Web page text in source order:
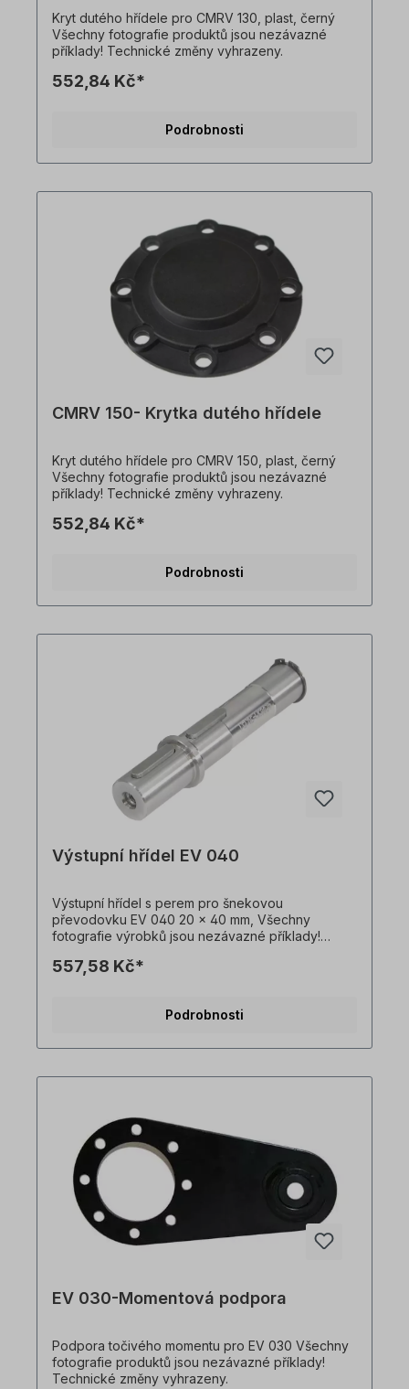
Kryt dutého hřídele pro CMRV 130, plast, černý
Všechny fotografie produktů jsou nezávazné
příklady! Technické změny vyhrazeny.
552,84 Kč*
Podrobnosti
CMRV 150- Krytka dutého hřídele
Kryt dutého hřídele pro CMRV 150, plast, černý
Všechny fotografie produktů jsou nezávazné
příklady! Technické změny vyhrazeny.
552,84 Kč*
Podrobnosti
Výstupní hřídel EV 040
Výstupní hřídel s perem pro šnekovou
převodovku EV 040 20 x 40 mm, Všechny
fotografie výrobků jsou nezávazné příklady!
informaceTato pohonná jednotka je vyrobena na
pouze ilustrativní. Technické specifikace se
557,58 Kč*
Podrobnosti
EV 030-Momentová podpora
Podpora točivého momentu pro EV 030 Všechny
fotografie produktů jsou nezávazné příklady!
Technické změny vyhrazeny.